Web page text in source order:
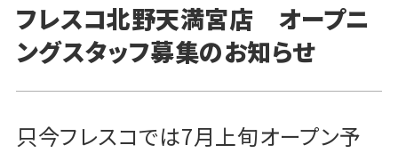
フレスコ北野天満宮店 オープニ
ングスタッフ募集のお知らせ
只今フレスコでは7月上旬オープン予